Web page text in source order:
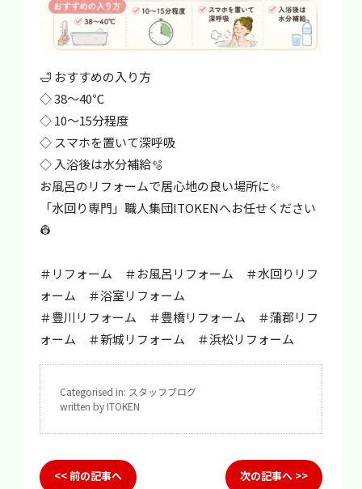
🛁 おすすめの入り方
◇ 38〜40℃
◇ 10〜15分程度
◇ スマホを置いて深呼吸
◇ 入浴後は水分補給🫧
お風呂のリフォームで居心地の良い場所に✨
「水回り専門」職人集団ITOKENへお任せください
👷
＃リフォーム ＃お風呂リフォーム ＃水回りリフ
ォーム ＃浴室リフォーム
＃豊川リフォーム ＃豊橋リフォーム ＃蒲郡リフ
ォーム ＃新城リフォーム ＃浜松リフォーム
Categorised in: スタッフブログ
written by ITOKEN
<< 前の記事へ 次の記事へ >>